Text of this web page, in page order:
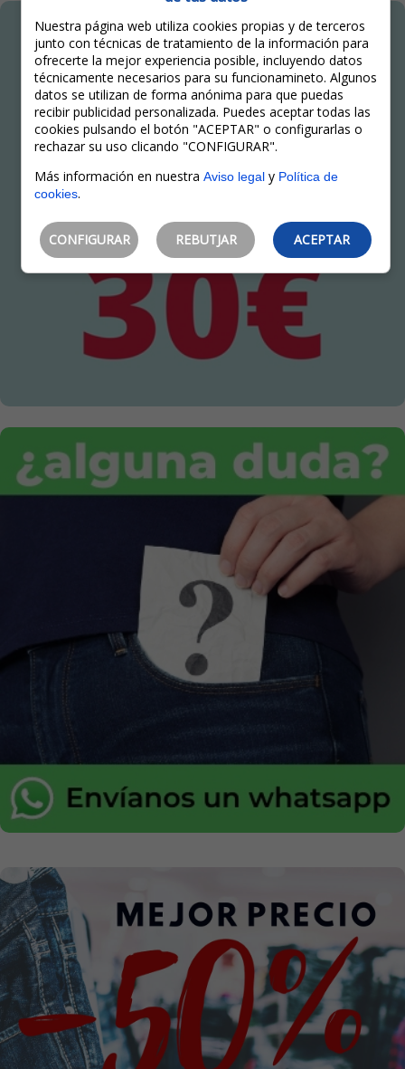
Nuestra página web utiliza cookies propias y de terceros
junto con técnicas de tratamiento de la información para
ofrecerte la mejor experiencia posible, incluyendo datos
técnicamente necesarios para su funcionamineto. Algunos
datos se utilizan de forma anónima para que puedas
recibir publicidad personalizada. Puedes aceptar todas las
cookies pulsando el botón "ACEPTAR" o configurarlas o
rechazar su uso clicando "CONFIGURAR".
Más información en nuestra Aviso legaly Política de
cookies.
CONFIGURAR REBUTJAR ACEPTAR